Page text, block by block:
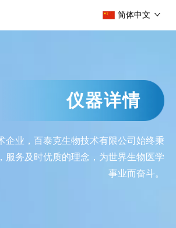
简体中文
仪器详情
企业，百泰克生物技术有限公司始终秉
服务及时优质的理念，为世界生物医学
事业而奋斗。